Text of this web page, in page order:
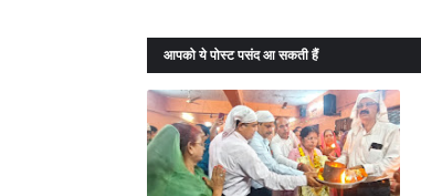
आपको ये पोस्ट पसंद आ सकती हैं